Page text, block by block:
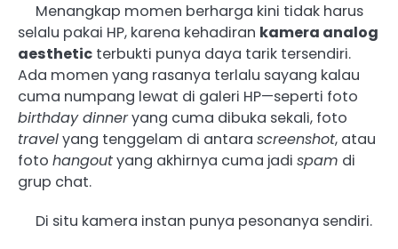
Menangkap momen berharga kini tidak harus
selalu pakai HP, karena kehadiran kamera analog
aesthetic terbukti punya daya tarik tersendiri.
Ada momen yang rasanya terlalu sayang kalau
cuma numpang lewat di galeri HP—seperti foto
birthday dinneryang cuma dibuka sekali, foto
travelyang tenggelam di antara screenshot, atau
foto hangoutyang akhirnya cuma jadi spam di
grup chat.
Di situ kamera instan punya pesonanya sendiri.